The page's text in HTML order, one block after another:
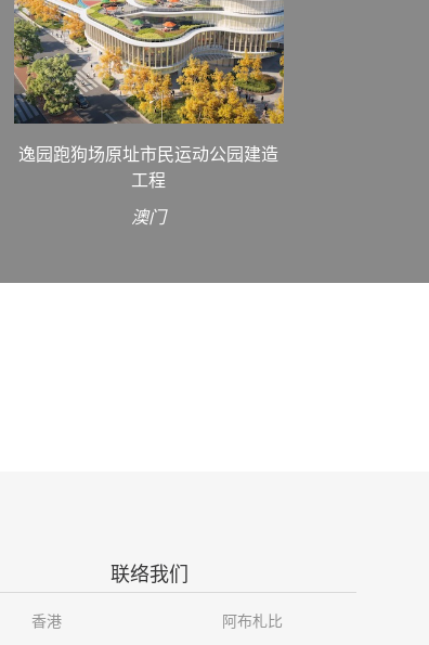
逸园跑狗场原址市民运动公园建造
工程
澳门
联络我们
香港
阿布札比